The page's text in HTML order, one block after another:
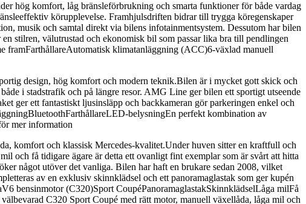
hög komfort, låg bränsleförbrukning och smarta funktioner för både vardag
körupplevelse. Framhjulsdriften bidrar till trygga köregenskaper
musik och samtal direkt via bilens infotainmentsystem. Dessutom har bilen
stilren, välutrustad och ekonomisk bil som passar lika bra till pendlingen
framFarthållareAutomatisk klimatanläggning (ACC)6-växlad manuell
design, hög komfort och modern teknik.Bilen är i mycket gott skick och
i stadstrafik och på längre resor. AMG Line ger bilen ett sportigt utseende
ger ett fantastiskt ljusinsläpp och backkameran gör parkeringen enkel och
belysningEn perfekt kombination av
mer information
komfort och klassisk Mercedes-kvalitet.Under huven sitter en kraftfull och
och få tidigare ägare är detta ett ovanligt fint exemplar som är svårt att hitta
något utöver det vanliga. Bilen har haft en brukare sedan 2008, vilket
av en exklusiv skinnklädsel och ett panoramaglastak som ger kupén
bensinmotor (C320)Sport CoupéPanoramaglastakSkinnklädselLåga milFå
C320 Sport Coupé med rätt motor, manuell växellåda, låga mil och